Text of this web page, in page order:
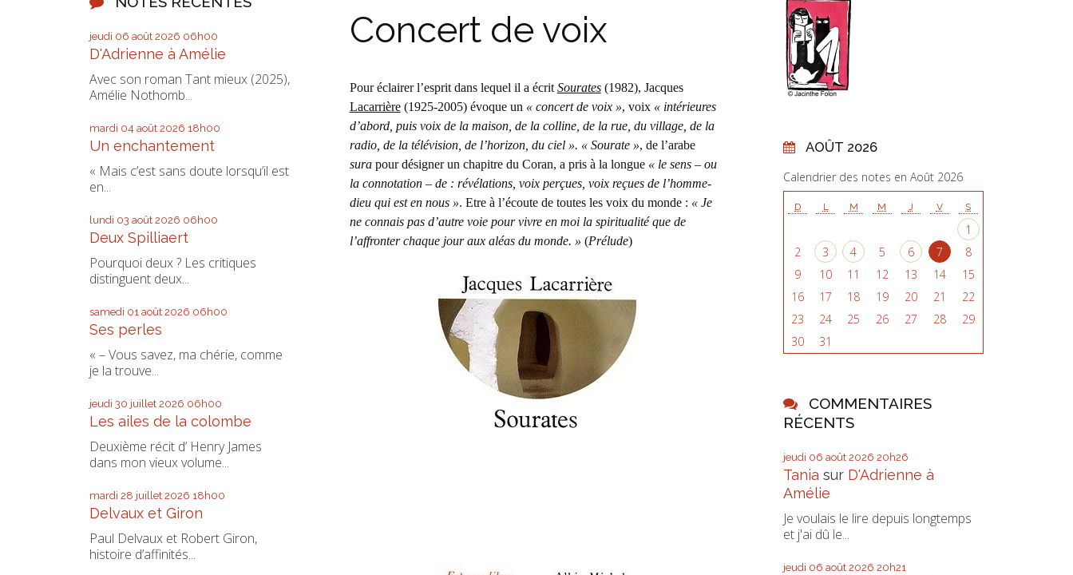
jeudi 06 août 2026 06h00
D'Adrienne à Amélie
Avec son roman Tant mieux (2025),
Amélie Nothomb...
mardi 04 août 2026 18h00
Un enchantement
« Mais c’est sans doute lorsqu’il est
en...
lundi 03 août 2026 06h00
Deux Spilliaert
Pourquoi deux ? Les critiques
distinguent deux...
samedi 01 août 2026 06h00
Ses perles
« – Vous savez, ma chérie, comme
je la trouve...
jeudi 30 juillet 2026 06h00
Les ailes de la colombe
Deuxième récit d’ Henry James
dans mon vieux volume...
mardi 28 juillet 2026 18h00
Delvaux et Giron
Paul Delvaux et Robert Giron,
histoire d’affinités...
Concert de voix
Pour éclairer l’esprit dans lequel il a écrit Sourates (1982), Jacques
Lacarrière(1925-2005) évoque un « concert de voix », voix « intérieures
d’abord, puis voix de la maison, de la colline, de la rue, du village, de la
radio, de la télévision, de l’horizon, du ciel ». « Sourate », de l’arabe
surapour désigner un chapitre du Coran, a pris à la longue « le sens – ou
la connotation – de : révélations, voix perçues, voix reçues de l’homme-
dieu qui est en nous ». Etre à l’écoute de toutes les voix du monde : « Je
ne connais pas d’autre voie pour vivre en moi la spiritualité que de
l’affronter chaque jour aux aléas du monde. » (Prélude)
AOÛT 2026
Calendrier des notes en Août 2026
D L M M J V S
1
2
3 4 5 6 7
8
9
10 11 12 13 14
15
16
17 18 19 20 21
22
23
24 25 26 27 28
29
30
31
COMMENTAIRES
RÉCENTS
jeudi 06 août 2026 20h26
Tania sur D'Adrienne à
Amélie
Je voulais le lire depuis longtemps
et j'ai dû le...
jeudi 06 août 2026 20h21